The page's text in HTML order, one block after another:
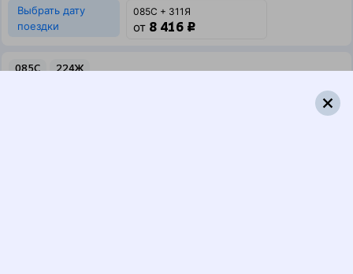
Выбрать дату
поездки
085С + 311Я
от 8 416 ₽
085С 224Ж
1 пересадка
4 ч 43 м